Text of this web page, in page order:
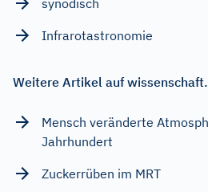
Infrarotastronomie
Weitere Artikel auf
Mensch veränderte
Jahrhundert
Zuckerrüben im MRT